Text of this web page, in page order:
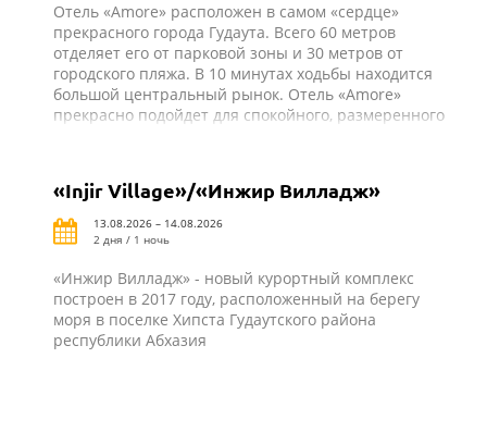
Отель «Amore» расположен в самом «сердце»
прекрасного города Гудаута. Всего 60 метров
отделяет его от парковой зоны и 30 метров от
городского пляжа. В 10 минутах ходьбы находится
большой центральный рынок. Отель «Amore»
прекрасно подойдет для спокойного, размеренного
«Injir Village»/«Инжир Вилладж»
13.08.2026 – 14.08.2026
2 дня / 1 ночь
«Инжир Вилладж» - новый курортный комплекс
построен в 2017 году, расположенный на берегу
моря в поселке Хипста Гудаутского района
республики Абхазия